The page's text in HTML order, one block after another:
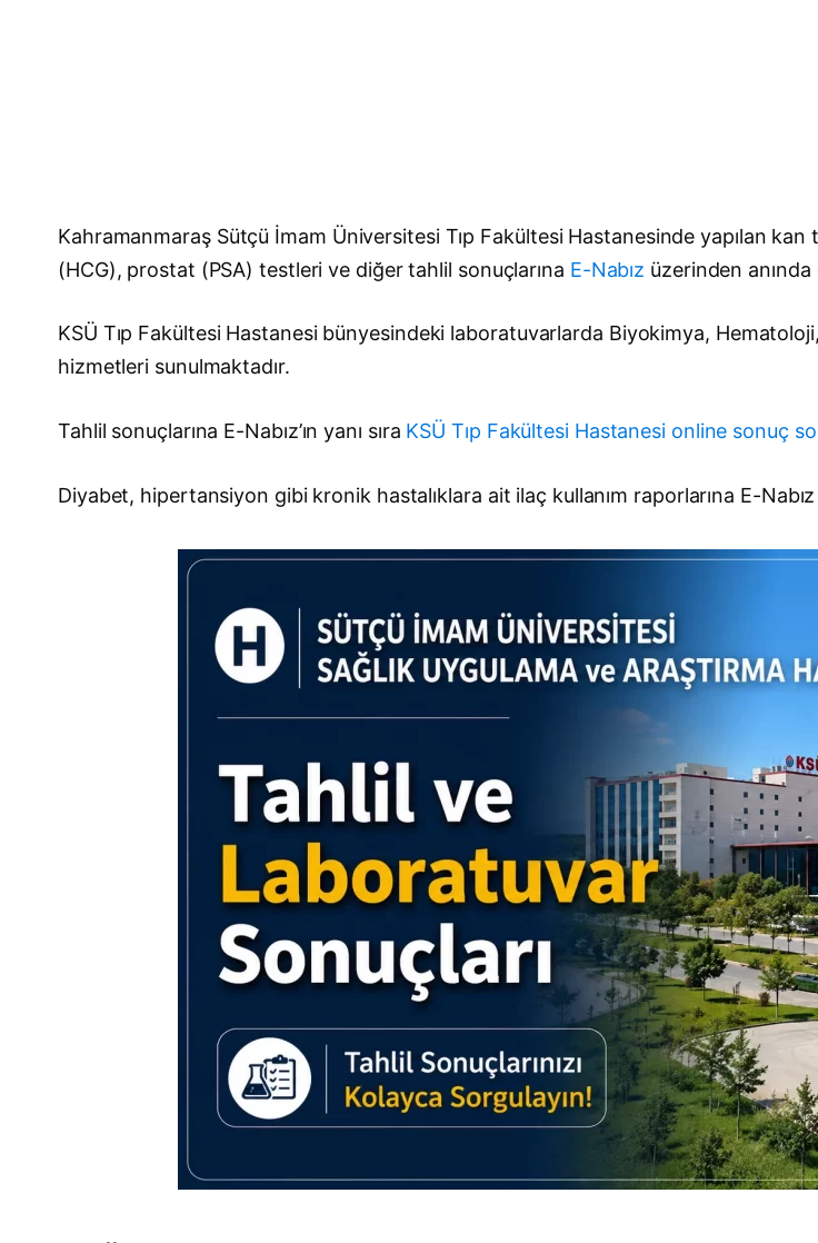
Kahramanmaraş Sütçü İmam Üniversitesi Tıp Fakültesi Hastanesinde yapılan
(HCG), prostat (PSA) testleri ve diğer tahlil sonuçlarına E-Nabız üzerinden
KSÜ Tıp Fakültesi Hastanesi bünyesindeki laboratuvarlarda Biyokimya,
hizmetleri sunulmaktadır.
Tahlil sonuçlarına E-Nabız’ın yanı sıra KSÜ Tıp Fakültesi Hastanesi online sonuç
Diyabet, hipertansiyon gibi kronik hastalıklara ait ilaç kullanım raporlarına E-